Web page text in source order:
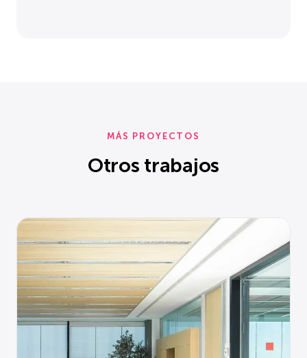
MÁS PROYECTOS
Otros trabajos